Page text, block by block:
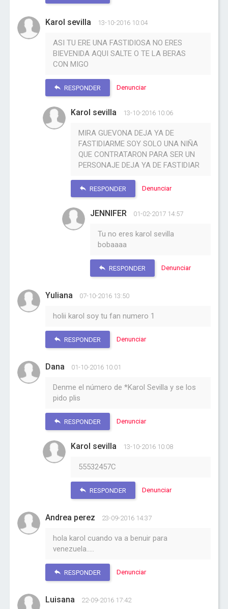
Karol sevilla 13-10-2016 10:04
ASI TU ERE UNA FASTIDIOSA NO ERES
BIEVENIDA AQUI SALTE O TE LA BERAS
CON MIGO
RESPONDER Denunciar
Karol sevilla 13-10-2016 10:06
MIRA GUEVONA DEJA YA DE
FASTIDIARME SOY SOLO UNA NIÑA
QUE CONTRATARON PARA SER UN
PERSONAJE DEJA YA DE FASTIDIAR
RESPONDER Denunciar
JENNIFER 01-02-2017 14:57
Tu no eres karol sevilla
bobaaaa
RESPONDER Denunciar
Yuliana 07-10-2016 13:50
holii karol soy tu fan numero 1
RESPONDER Denunciar
Dana 01-10-2016 10:01
Denme el número de *Karol Sevilla y se los
pido plis
RESPONDER Denunciar
Karol sevilla 13-10-2016 10:08
55532457C
RESPONDER Denunciar
Andrea perez 23-09-2016 14:37
hola karol cuando va a benuir para
venezuela.....
RESPONDER Denunciar
Luisana 22-09-2016 17:42